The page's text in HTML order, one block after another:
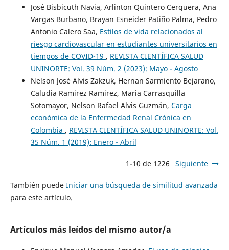
José Bisbicuth Navia, Arlinton Quintero Cerquera, Ana
Vargas Burbano, Brayan Esneider Patiño Palma, Pedro
Antonio Calero Saa, Estilos de vida relacionados al
riesgo cardiovascular en estudiantes universitarios en
tiempos de COVID-19 , REVISTA CIENTÍFICA SALUD
UNINORTE: Vol. 39 Núm. 2 (2023): Mayo - Agosto
Nelson José Alvis Zakzuk, Hernan Sarmiento Bejarano,
Caludia Ramirez Ramirez, Maria Carrasquilla
Sotomayor, Nelson Rafael Alvis Guzmán, Carga
económica de la Enfermedad Renal Crónica en
Colombia , REVISTA CIENTÍFICA SALUD UNINORTE: Vol.
35 Núm. 1 (2019): Enero - Abril
1-10 de 1226 Siguiente
También puede Iniciar una búsqueda de similitud avanzada
para este artículo.
Artículos más leídos del mismo autor/a